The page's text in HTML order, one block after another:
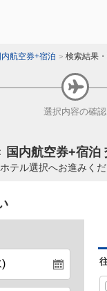
内航空券+宿泊 検索結果
選択内容の確認
国内航空券+宿泊
テル選択へお進みく